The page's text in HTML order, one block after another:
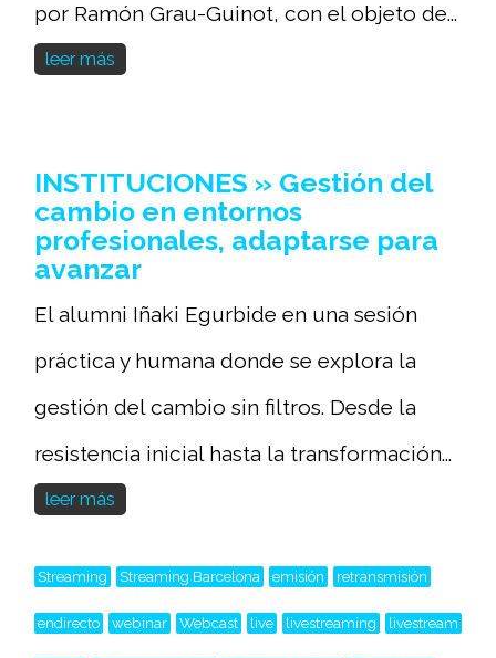
por Ramón Grau-Guinot, con el objeto de...
leer más
INSTITUCIONES » Gestión del
cambio en entornos
profesionales, adaptarse para
avanzar
El alumni Iñaki Egurbide en una sesión
práctica y humana donde se explora la
gestión del cambio sin filtros. Desde la
resistencia inicial hasta la transformación...
leer más
Streaming Streaming Barcelona emisión retransmisión
endirecto webinar Webcast live livestreaming livestream